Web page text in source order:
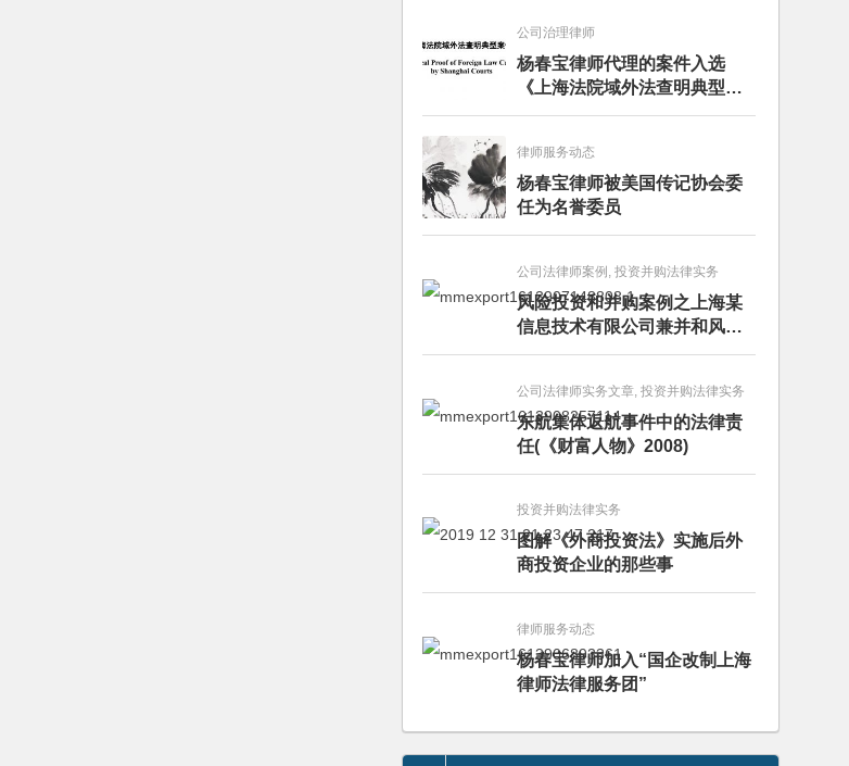
公司治理律师
杨春宝律师代理的案件入选
《上海法院域外法查明典型案
例》
律师服务动态
杨春宝律师被美国传记协会委
任为名誉委员
公司法律师案例, 投资并购法律实务
风险投资和并购案例之上海某
信息技术有限公司兼并和风险
投资服务
公司法律师实务文章, 投资并购法律实务
东航集体返航事件中的法律责
任(《财富人物》2008)
投资并购法律实务
图解《外商投资法》实施后外
商投资企业的那些事
律师服务动态
杨春宝律师加入“国企改制上海
律师法律服务团”